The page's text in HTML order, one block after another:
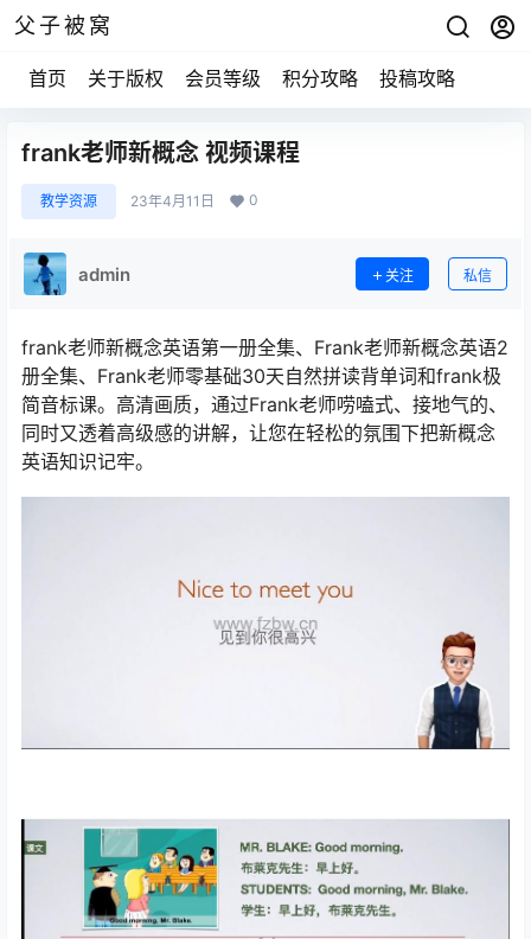
父子被窝
首页 关于版权 会员等级 积分攻略 投稿攻略
frank老师新概念 视频课程
教学资源 23年4月11日 0
admin 关注 私信
frank老师新概念英语第一册全集、Frank老师新概念英语2
册全集、Frank老师零基础30天自然拼读背单词和frank极
简音标课。高清画质，通过Frank老师唠嗑式、接地气的、
同时又透着高级感的讲解，让您在轻松的氛围下把新概念
英语知识记牢。